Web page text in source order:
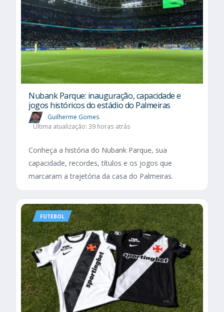
Nubank Parque: inauguração, capacidade e
jogos históricos do estádio do Palmeiras
Guilherme Gomes
Última atualização: 39 horas atrás
Conheça a história do Nubank Parque, sua
capacidade, recordes, títulos e os jogos que
marcaram a trajetória da casa do Palmeiras.
FUTEBOL